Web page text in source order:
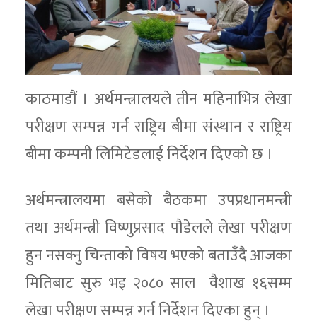
काठमाडौं । अर्थमन्त्रालयले तीन महिनाभित्र लेखा
परीक्षण सम्पन्न गर्न राष्ट्रिय बीमा संस्थान र राष्ट्रिय
बीमा कम्पनी लिमिटेडलाई निर्देशन दिएको छ ।
अर्थमन्त्रालयमा बसेको बैठकमा उपप्रधानमन्त्री
तथा अर्थमन्त्री विष्णुप्रसाद पौडेलले लेखा परीक्षण
हुन नसक्नु चिन्ताको विषय भएको बताउँदै आजका
मितिबाट सुरु भइ २०८० साल वैशाख १६सम्म
लेखा परीक्षण सम्पन्न गर्न निर्देशन दिएका हुन् ।